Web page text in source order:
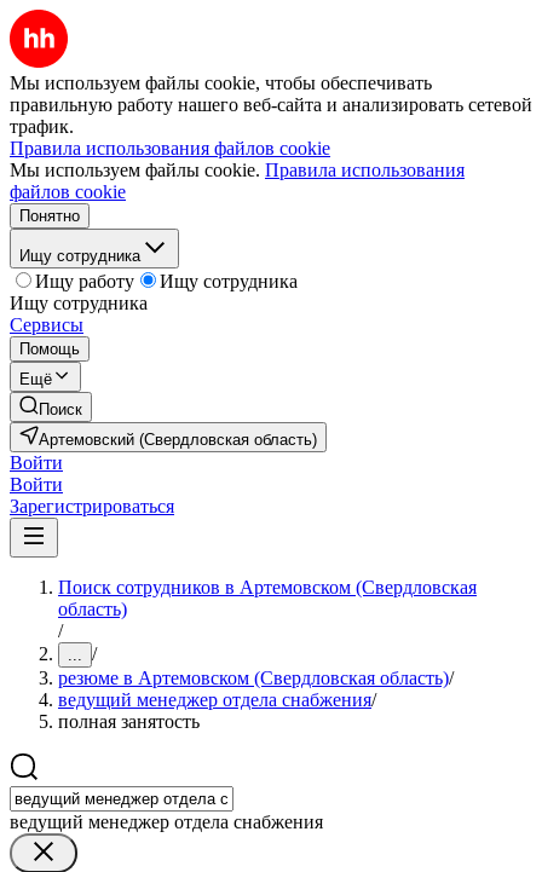
Мы используем файлы cookie, чтобы обеспечивать
правильную работу нашего веб-сайта и анализировать сетевой
трафик.
Правила использования файлов cookie
Мы используем файлы cookie. Правила использования
файлов cookie
Понятно
Ищу сотрудника
Ищу работу
Ищу сотрудника
Ищу сотрудника
Сервисы
Помощь
Ещё
Поиск
Артемовский (Свердловская область)
Войти
Войти
Зарегистрироваться
Поиск сотрудников в Артемовском (Свердловская
область)
/
... /
резюме в Артемовском (Свердловская область)/
ведущий менеджер отдела снабжения/
полная занятость
ведущий менеджер отдела снабжения